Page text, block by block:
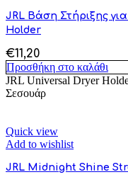
JRL Βάση Στήριξης
Holder
€11,20
Προσθήκη στο καλάθι
JRL Universal Dryer
Σεσουάρ
Quick view
Add to wishlist
JRL Midnight Shine